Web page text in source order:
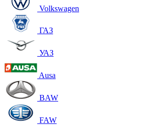
Volkswagen
ГАЗ
УАЗ
Ausa
BAW
FAW